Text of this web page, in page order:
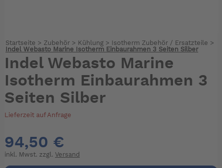
Startseite > Zubehör> Kühlung> Isotherm Zubehör / Ersatzteile >
Indel Webasto Marine Isotherm Einbaurahmen 3 Seiten Silber
Indel Webasto Marine
Isotherm Einbaurahmen 3
Seiten Silber
Lieferzeit auf Anfrage
94,50 €
inkl. Mwst. zzgl. Versand